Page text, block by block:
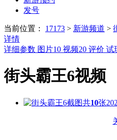
发号
当前位置： 17173 > 新游频道 >
详情
详细参数 图片10 视频20 评价 试
街头霸王6视频
共10张